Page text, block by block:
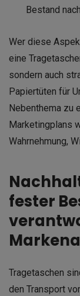
Bestand
Wer diese
eine
sondern auch
Papiertüten für
Nebenthema zu
Marketingplans
Wahrnehmung,
fester
Tragetaschen
den Transport